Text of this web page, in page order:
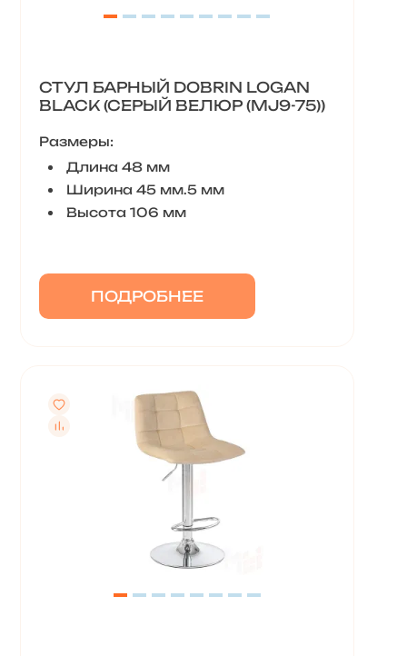
СТУЛ БАРНЫЙ DOBRIN LOGAN
BLACK (СЕРЫЙ ВЕЛЮР (MJ9-75))
Размеры:
Длина 48 мм
Ширина 45 мм.5 мм
Высота 106 мм
ПОДРОБНЕЕ